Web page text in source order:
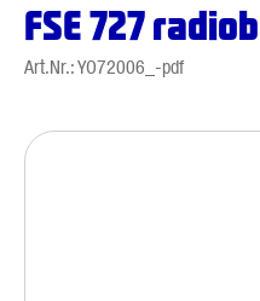
FSE 727
Art.Nr.: YO72006_-pdf
Bildergalerie überspringen